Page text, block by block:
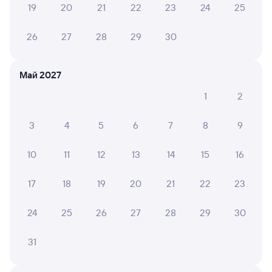
6 причин купить ж/д билеты
10
19 июля 2026 • Поезд 098Я
вагона 7, Софии, за комфортную поездку, за
19 20 21 22 23 24 25
26 27 28 29 30
Май 2027
1
2
3 4 5 6 7 8 9
10 11 12 13 14 15 16
17 18 19 20 21 22 23
24 25 26 27 28 29 30
31